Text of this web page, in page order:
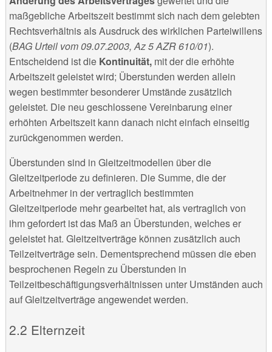
maßgebliche Arbeitszeit bestimmt sich nach dem gelebten
Rechtsverhältnis als Ausdruck des wirklichen Parteiwillens
(BAG Urteil vom 09.07.2003, Az 5 AZR 610/01).
Entscheidend ist die Kontinuität, mit der die erhöhte
Arbeitszeit geleistet wird; Überstunden werden allein
wegen bestimmter besonderer Umstände zusätzlich
geleistet. Die neu geschlossene Vereinbarung einer
erhöhten Arbeitszeit kann danach nicht einfach einseitig
zurückgenommen werden.
Überstunden sind in Gleitzeitmodellen über die
Gleitzeitperiode zu definieren. Die Summe, die der
Arbeitnehmer in der vertraglich bestimmten
Gleitzeitperiode mehr gearbeitet hat, als vertraglich von
ihm gefordert ist das Maß an Überstunden, welches er
geleistet hat. Gleitzeitverträge können zusätzlich auch
Teilzeitverträge sein. Dementsprechend müssen die eben
besprochenen Regeln zu Überstunden in
Teilzeitbeschäftigungsverhältnissen unter Umständen auch
auf Gleitzeitverträge angewendet werden.
Elternzeit